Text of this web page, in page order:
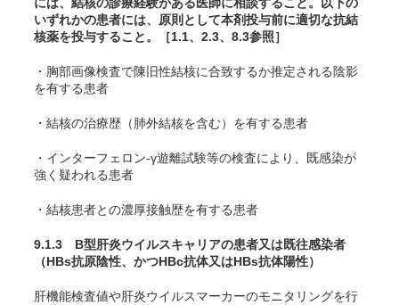
いずれかの患者には、原則として本剤投与前に適切な抗結
核薬を投与すること。［1.1、2.3、8.3参照］
・胸部画像検査で陳旧性結核に合致するか推定される陰影
を有する患者
・結核の治療歴（肺外結核を含む）を有する患者
・インターフェロン-γ遊離試験等の検査により、既感染が
強く疑われる患者
・結核患者との濃厚接触歴を有する患者
9.1.3 B型肝炎ウイルスキャリアの患者又は既往感染者
（HBs抗原陰性、かつHBc抗体又はHBs抗体陽性）
肝機能検査値や肝炎ウイルスマーカーのモニタリングを行